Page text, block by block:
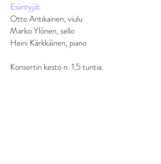
Esiintyjät:
Otto Antikainen, viulu
Marko Ylönen, sello
Heini Kärkkäinen, piano
Konsertin kesto n. 1,5 tuntia.